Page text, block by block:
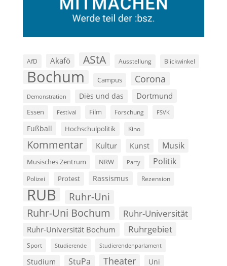
AfD Akafö AStA Ausstellung Blickwinkel
Bochum Campus Corona
Demonstration Diës und das Dortmund
Essen Festival Film Forschung FSVK
Fußball Hochschulpolitik Kino
Kommentar Kultur Kunst Musik
Musisches Zentrum NRW Party Politik
Polizei Protest Rassismus Rezension
RUB Ruhr-Uni
Ruhr-Uni Bochum Ruhr-Universität
Ruhr-Universität Bochum Ruhrgebiet
Sport Studierende Studierendenparlament
Studium StuPa Theater Uni